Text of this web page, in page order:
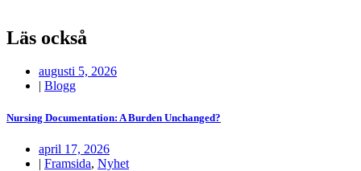
Läs också
augusti 5, 2026
| Blogg
Nursing Documentation: A Burden Unchanged?
april 17, 2026
| Framsida, Nyhet